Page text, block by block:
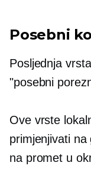
Posebni
Posljednja
"posebni
Ove vrste
primjenjivati
na promet u